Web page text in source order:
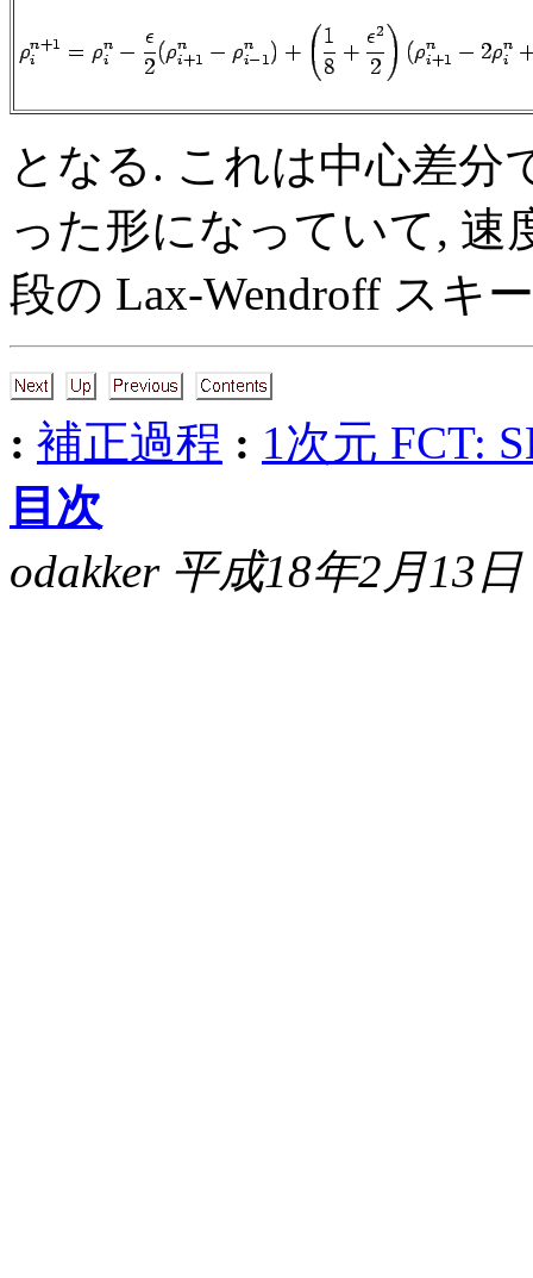
となる. これは中心差分
った形になっていて, 速
段の Lax-Wendroff スキ
: 補正過程 : 1次元 FCT:
目次
odakker 平成18年2月13日